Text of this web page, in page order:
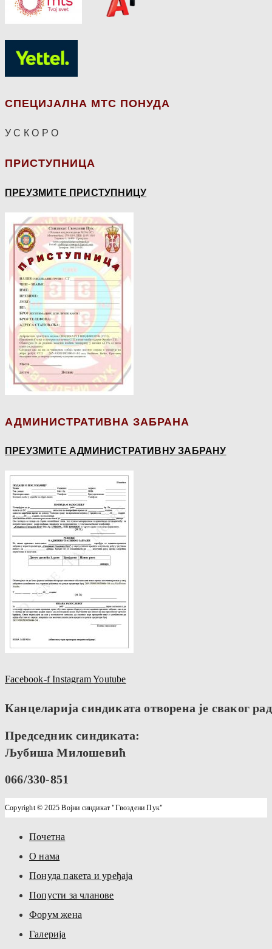
СПЕЦИЈАЛНА МТС ПОНУДА
У С К О Р О
ПРИСТУПНИЦА
ПРЕУЗМИТЕ ПРИСТУПНИЦУ
АДМИНИСТРАТИВНА ЗАБРАНА
ПРЕУЗМИТЕ АДМИНИСТРАТИВНУ ЗАБРАНУ
Facebook-f InstagramYoutube
Канцеларија синдиката отворена је сваког
Председник синдиката:
Љубиша Милошевић
066/330-851
Copyright © 2025 Војни синдикат "Гвоздени Пук"
Почетна
О нама
Понуда пакета и уређаја
Попусти за чланове
Форум жена
Галерија